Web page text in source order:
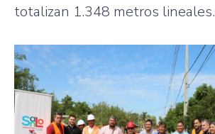
totalizan 1.348 metros lineales.